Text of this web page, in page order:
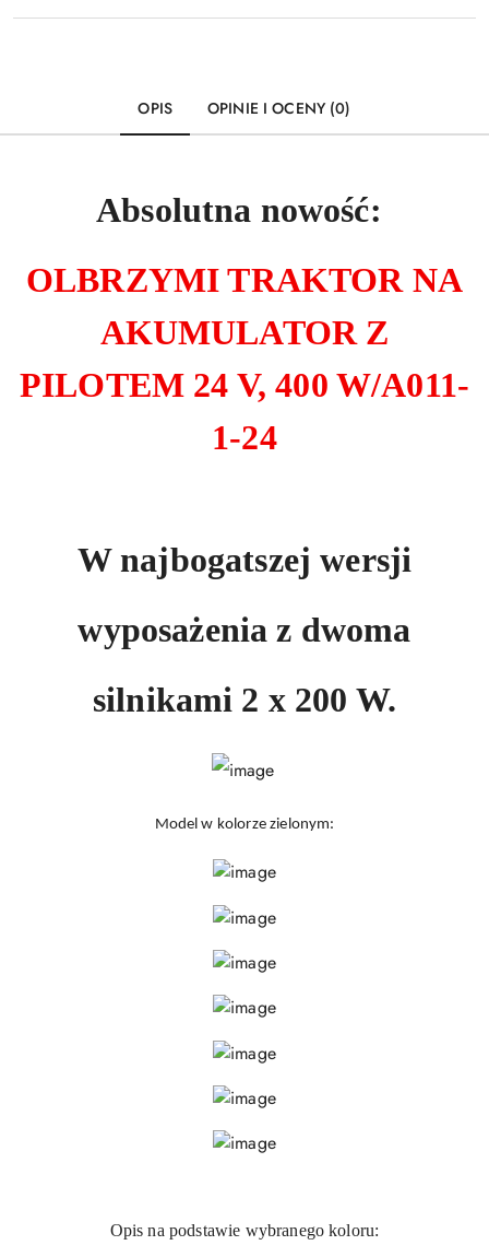
OPIS OPINIE I OCENY (0)
Absolutna nowość:
OLBRZYMI TRAKTOR NA
AKUMULATOR Z
PILOTEM 24 V, 400 W/A011-
1-24
W najbogatszej wersji
wyposażenia z dwoma
silnikami 2 x 200 W.
Model w kolorze zielonym:
Opis na podstawie wybranego koloru: